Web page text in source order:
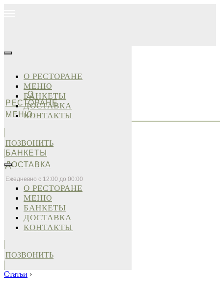
О
РЕСТОРАНЕ
МЕНЮ
БАНКЕТЫ
ДОСТАВКА
Ежедневно с 12:00 до 00:00
О РЕСТОРАНЕ
МЕНЮ
БАНКЕТЫ
ДОСТАВКА
КОНТАКТЫ
ПОЗВОНИТЬ
О РЕСТОРАНЕ
МЕНЮ
БАНКЕТЫ
ДОСТАВКА
КОНТАКТЫ
ПОЗВОНИТЬ
Статьи ›